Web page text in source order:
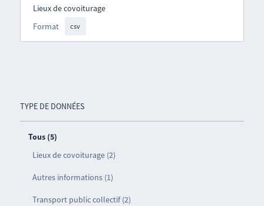
TYPE DE DONNÉES
Tous (5)
Lieux de covoiturage (2)
Autres informations (1)
Transport public collectif (2)
Format csv
Lieux de covoiturage